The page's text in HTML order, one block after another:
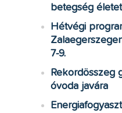
betegség
Hétvégi
7-9.
Rekordösszeg
óvoda javára